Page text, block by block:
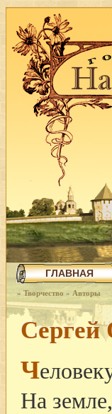
ГЛАВНАЯ
» Творчество » Авторы
Сергей
Ч
На